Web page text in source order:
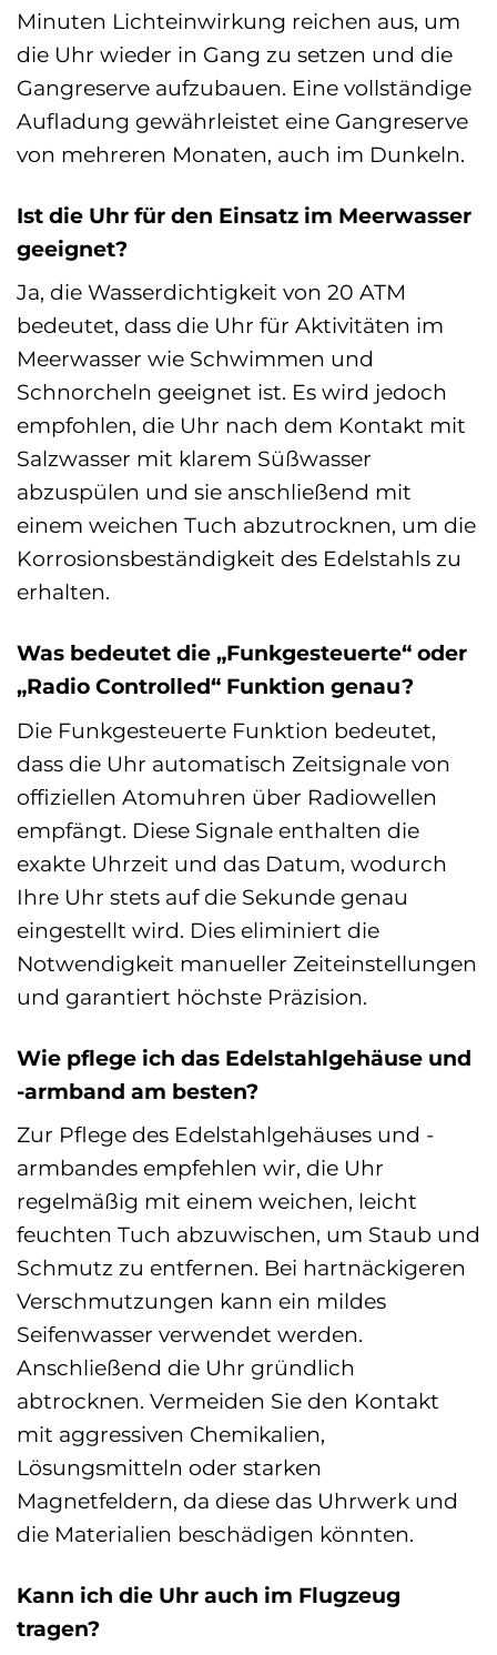
Minuten Lichteinwirkung reichen aus, um
die Uhr wieder in Gang zu setzen und die
Gangreserve aufzubauen. Eine vollständige
Aufladung gewährleistet eine Gangreserve
von mehreren Monaten, auch im Dunkeln.
Ist die Uhr für den Einsatz im Meerwasser
geeignet?
Ja, die Wasserdichtigkeit von 20 ATM
bedeutet, dass die Uhr für Aktivitäten im
Meerwasser wie Schwimmen und
Schnorcheln geeignet ist. Es wird jedoch
empfohlen, die Uhr nach dem Kontakt mit
Salzwasser mit klarem Süßwasser
abzuspülen und sie anschließend mit
einem weichen Tuch abzutrocknen, um die
Korrosionsbeständigkeit des Edelstahls zu
erhalten.
Was bedeutet die „Funkgesteuerte“ oder
„Radio Controlled“ Funktion genau?
Die Funkgesteuerte Funktion bedeutet,
dass die Uhr automatisch Zeitsignale von
offiziellen Atomuhren über Radiowellen
empfängt. Diese Signale enthalten die
exakte Uhrzeit und das Datum, wodurch
Ihre Uhr stets auf die Sekunde genau
eingestellt wird. Dies eliminiert die
Notwendigkeit manueller Zeiteinstellungen
und garantiert höchste Präzision.
Wie pflege ich das Edelstahlgehäuse und
-armband am besten?
Zur Pflege des Edelstahlgehäuses und -
armbandes empfehlen wir, die Uhr
regelmäßig mit einem weichen, leicht
feuchten Tuch abzuwischen, um Staub und
Schmutz zu entfernen. Bei hartnäckigeren
Verschmutzungen kann ein mildes
Seifenwasser verwendet werden.
Anschließend die Uhr gründlich
abtrocknen. Vermeiden Sie den Kontakt
mit aggressiven Chemikalien,
Lösungsmitteln oder starken
Magnetfeldern, da diese das Uhrwerk und
die Materialien beschädigen könnten.
Kann ich die Uhr auch im Flugzeug
tragen?